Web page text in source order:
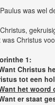
was wel
was Christus
1:
Christus
tot een
het woord
er staat